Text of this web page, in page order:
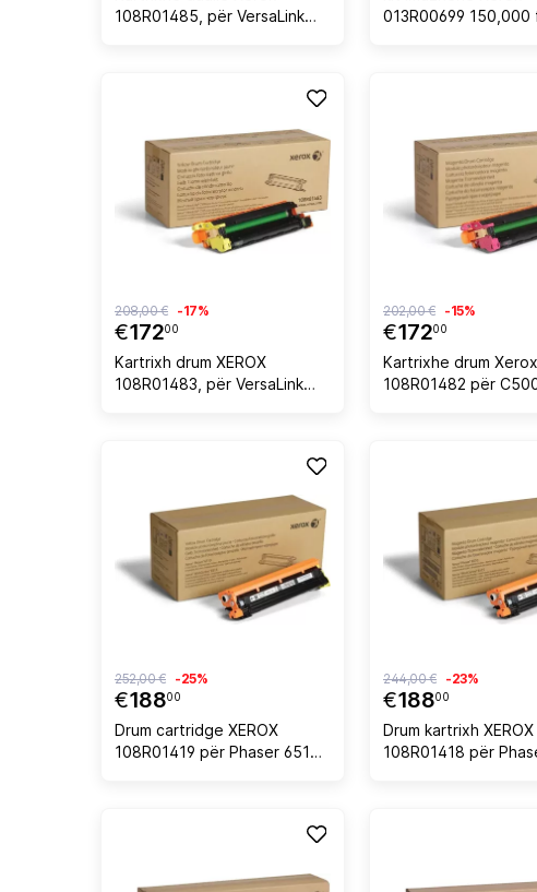
108R01485, për VersaLink
013R00699 150,000
€17200
208,00 € -17%
Kartrixh drum XEROX
108R01483, për VersaLink
€17200
202,00 € -15%
Kartrixhe drum Xerox
108R01482 për
€18800
252,00 € -25%
Drum cartridge XEROX
108R01419 për Phaser 6510 /
€18800
244,00 € -23%
Drum kartrixh XEROX
108R01418 për